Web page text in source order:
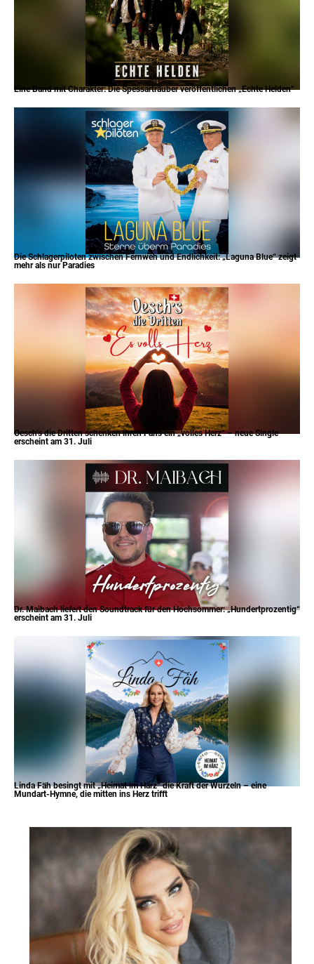
Eine Band mit Charakter: Die Spessarträuber veröffentlichen „Echte Helden“
Die Schlagerpiloten zwischen Fernweh und Endlichkeit: „Laguna Blue“ zeigt
mehr als nur Paradies
Oesch’s die Dritten schenken ihren Fans ein „volles Herz“ – neue Single
erscheint am 31. Juli
Dr. Maibach liefert den Soundtrack für den Hochsommer: „Hundertprozentig“
erscheint am 31. Juli
Linda Fäh besingt mit „Heimat im Härz“ die Kraft der Wurzeln – eine
Mundart-Hymne, die mitten ins Herz trifft